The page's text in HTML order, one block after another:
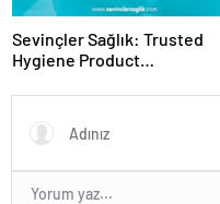
Sevinçler Sağlık: Trusted
Hygiene Product